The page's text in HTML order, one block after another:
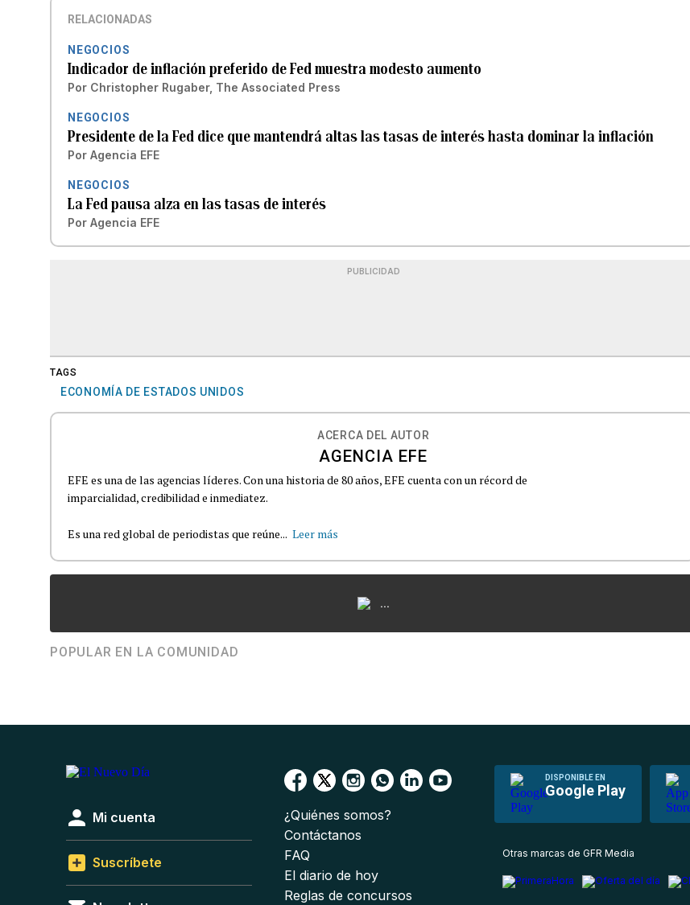
RELACIONADAS
NEGOCIOS
Indicador de inflación preferido de Fed muestra modesto aumento
Por Christopher Rugaber, The Associated Press
NEGOCIOS
Presidente de la Fed dice que mantendrá altas las tasas de interés hasta dominar la inflación
Por Agencia EFE
NEGOCIOS
La Fed pausa alza en las tasas de interés
Por Agencia EFE
PUBLICIDAD
TAGS
ECONOMÍA DE ESTADOS UNIDOS
ACERCA DEL AUTOR
AGENCIA EFE
EFE es una de las agencias líderes. Con una historia de 80 años, EFE cuenta con un récord de
imparcialidad, credibilidad e inmediatez.
Es una red global de periodistas que reúne... Leer más
...
POPULAR EN LA COMUNIDAD
DISPONIBLE EN
Google Play
Mi cuenta
Suscríbete
¿Quiénes somos?
Contáctanos
FAQ
El diario de hoy
Reglas de concursos
Otras marcas de GFR Media